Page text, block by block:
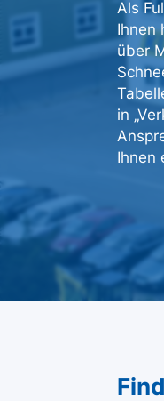
Als
Ihnen
über
in
Ihnen